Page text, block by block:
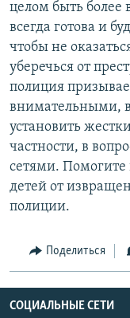
целом быть
всегда готова и
чтобы не
уберечься от
полиция
внимательными,
установить
частности, в
сетями.
детей от
полиции.
Поделиться
СОЦИАЛЬНЫЕ СЕТИ